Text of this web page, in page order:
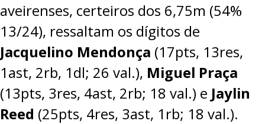
aveirenses, certeiros dos 6,75m (54%
13/24), ressaltam os dígitos de
Jacquelino Mendonça (17pts, 13res,
1ast, 2rb, 1dl; 26 val.), Miguel Praça
(13pts, 3res, 4ast, 2rb; 18 val.) e Jaylin
Reed (25pts, 4res, 3ast, 1rb; 18 val.).